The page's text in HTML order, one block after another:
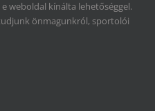
weboldal kínálta lehetőséggel.
önmagunkról, sportolói